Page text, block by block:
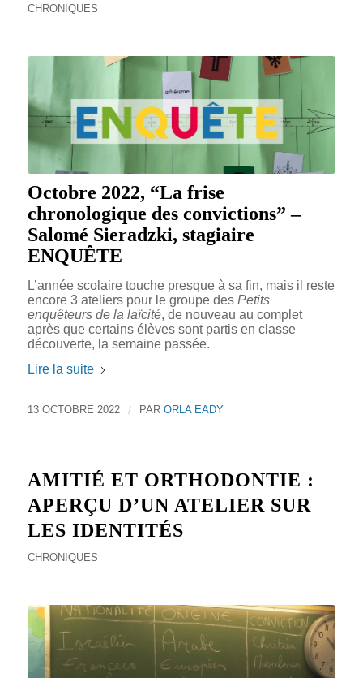
CHRONIQUES
Octobre 2022, “La frise
chronologique des convictions” –
Salomé Sieradzki, stagiaire
ENQUÊTE
L’année scolaire touche presque à sa fin, mais il reste
encore 3 ateliers pour le groupe des Petits
enquêteurs de la laïcité, de nouveau au complet
après que certains élèves sont partis en classe
découverte, la semaine passée.
Lire la suite
13 OCTOBRE 2022 / PAR ORLA EADY
AMITIÉ ET ORTHODONTIE :
APERÇU D’UN ATELIER SUR
LES IDENTITÉS
CHRONIQUES